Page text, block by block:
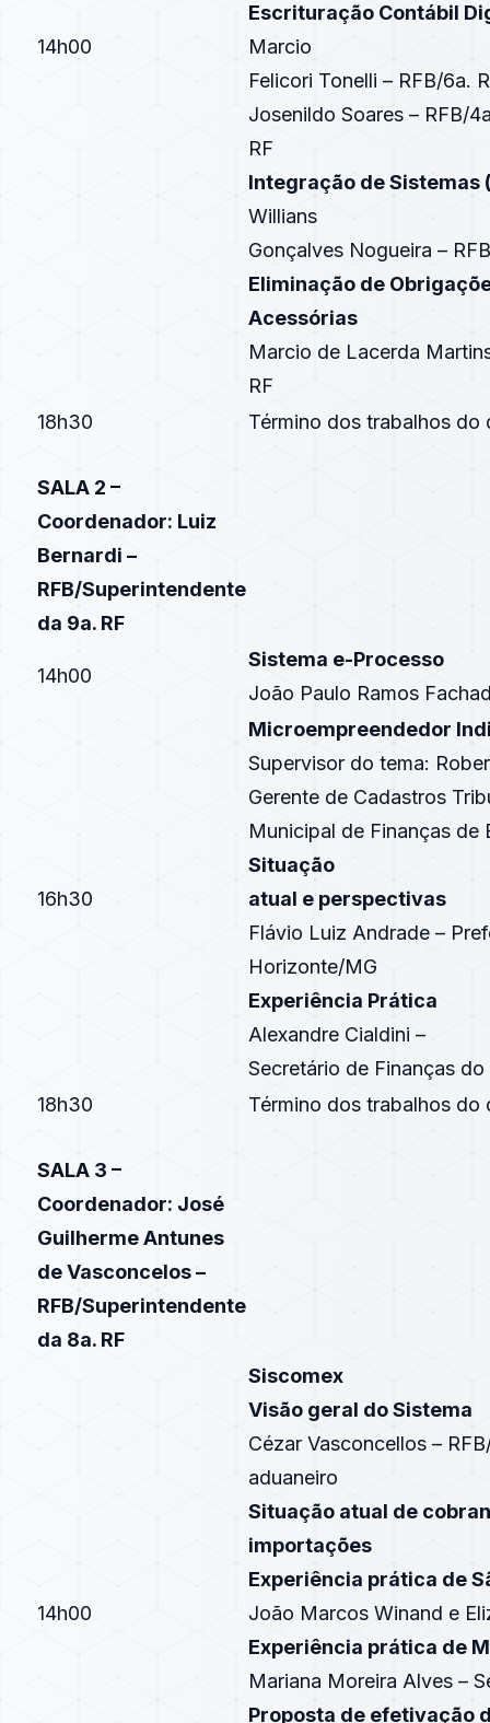
14h00
Escrituração Contábil
Marcio
Felicori Tonelli – RFB/6a.
Josenildo Soares – RFB/
RF
Integração de Sistemas
Willians
Gonçalves Nogueira –
Eliminação de
Acessórias
Marcio de Lacerda
RF
18h30
Término dos trabalhos do
SALA 2 –
Coordenador: Luiz
Bernardi –
RFB/Superintendente
da 9a. RF
14h00
Sistema e-Processo
João Paulo Ramos
16h30
Microempreendedor
Supervisor do tema:
Gerente de Cadastros
Municipal de Finanças de
Situação
atual e perspectivas
Flávio Luiz Andrade –
Horizonte/MG
Experiência Prática
Alexandre Cialdini –
Secretário de Finanças
18h30
Término dos trabalhos do
SALA 3 –
Coordenador: José
Guilherme Antunes
de Vasconcelos –
RFB/Superintendente
da 8a. RF
14h00
Siscomex
Visão geral do Sistema
Cézar Vasconcellos –
aduaneiro
Situação atual de
importações
Experiência prática de
João Marcos Winand e
Experiência prática de
Mariana Moreira Alves –
Proposta de efetivação